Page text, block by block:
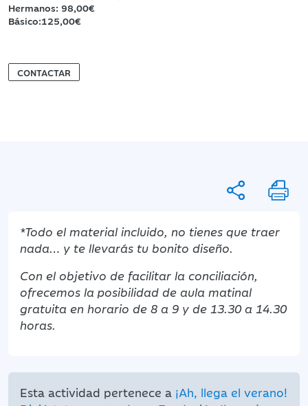
Hermanos: 98,00€
Básico:125,00€
CONTACTAR
*Todo el material incluido, no tienes que traer
nada… y te llevarás tu bonito diseño.
Con el objetivo de facilitar la conciliación,
ofrecemos la posibilidad de aula matinal
gratuita en horario de 8 a 9 y de 13.30 a 14.30
horas.
Esta actividad pertenece a ¡Ah, llega el verano!